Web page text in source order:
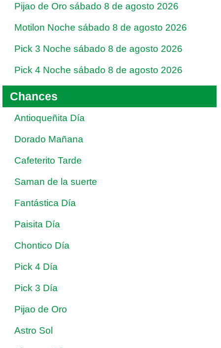
Pijao de Oro sábado 8 de agosto 2026
Motilon Noche sábado 8 de agosto 2026
Pick 3 Noche sábado 8 de agosto 2026
Pick 4 Noche sábado 8 de agosto 2026
Chances
Antioqueñita Día
Dorado Mañana
Cafeterito Tarde
Saman de la suerte
Fantástica Día
Paisita Día
Chontico Día
Pick 4 Día
Pick 3 Día
Pijao de Oro
Astro Sol